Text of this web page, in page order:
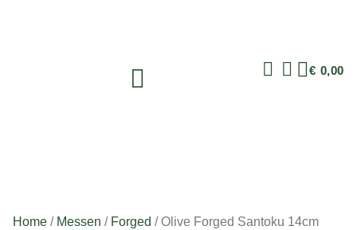
€ 0,00
Home / Messen / Forged / Olive Forged Santoku 14cm